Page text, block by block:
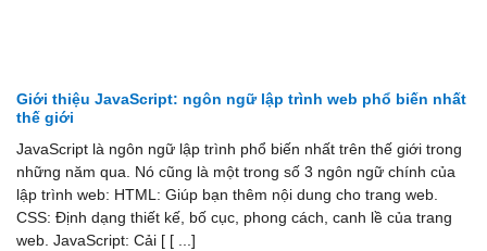
Giới thiệu JavaScript: ngôn ngữ lập trình web phổ biến nhất
thế giới
JavaScript là ngôn ngữ lập trình phổ biến nhất trên thế giới trong
những năm qua. Nó cũng là một trong số 3 ngôn ngữ chính của
lập trình web: HTML: Giúp bạn thêm nội dung cho trang web.
CSS: Định dạng thiết kế, bố cục, phong cách, canh lề của trang
web. JavaScript: Cải [ [ ...]